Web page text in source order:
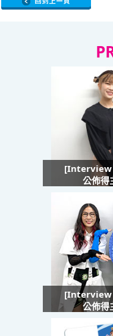
[Interview
公佈得
[Interview
公佈得